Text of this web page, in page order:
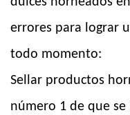
errores para lograr
todo momento:
Sellar productos
número 1 de que se